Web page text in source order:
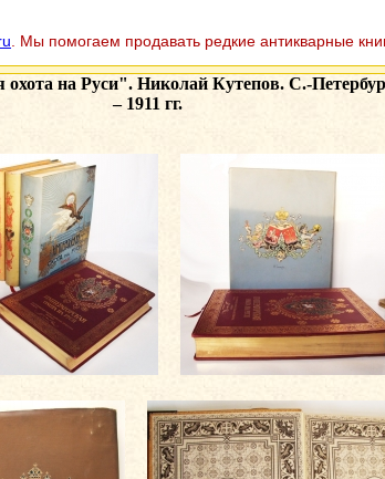
. Мы помогаем продавать редкие антикварные
на Руси". Николай Кутепов. С.-
– 1911 гг.